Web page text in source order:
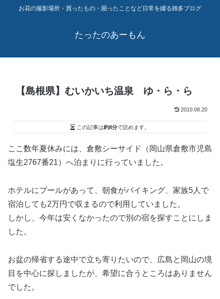
お花の撮影場所・買ったもの・困ったことなど日常を綴る雑多ブログ
たったのあーもん
【島根県】むいかいち温泉 ゆ・ら・ら
2010.08.20
この記事は約8分で読めます。
ここ数年夏休みには、倉敷シーサイド（岡山県倉敷市児島
塩生2767番21）へ泊まりに行っていました。
ホテルにプールがあって、朝食がバイキング、家族5人で
宿泊しても2万円で収まるので利用していました。
しかし、今年は安くなかったので別の宿を探すことにしま
した。
お盆の帰省する途中で立ち寄りたいので、広島と岡山の境
目を中心に探しましたが、希望に合うところはありません
でした。